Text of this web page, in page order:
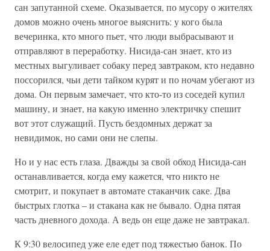
сан запутанной схеме. Оказывается, по мусору о жителях
домов можно очень многое выяснить: у кого была
вечеринка, кто много пьет, что люди выбрасывают и
отправляют в переработку. Нисида-сан знает, кто из
местных выгуливает собаку перед завтраком, кто недавно
поссорился, чьи дети тайком курят и по ночам убегают из
дома. Он первым замечает, что кто-то из соседей купил
машину, и знает, на какую именно электричку спешит
вот этот служащий. Пусть бездомных держат за
невидимок, но сами они не слепы.
Но и у нас есть глаза. Дважды за свой обход Нисида-сан
останавливается, когда ему кажется, что никто не
смотрит, и покупает в автомате стаканчик саке. Два
быстрых глотка – и стакана как не бывало. Одна пятая
часть дневного дохода. А ведь он еще даже не завтракал.
К 9:30 велосипед уже еле едет под тяжестью банок. По